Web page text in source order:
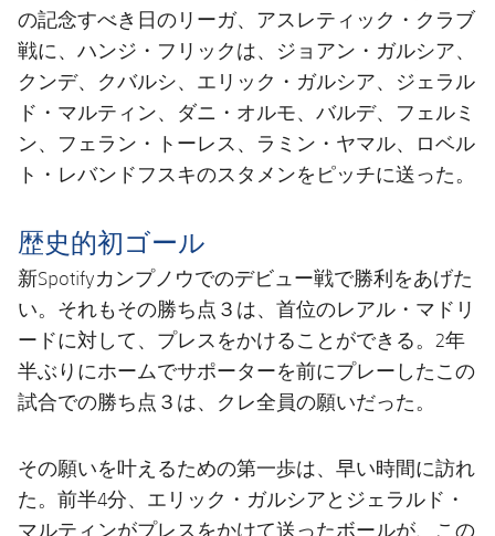
の記念すべき日のリーガ、アスレティック・クラブ
戦に、ハンジ・フリックは、ジョアン・ガルシア、
クンデ、クバルシ、エリック・ガルシア、ジェラル
ド・マルティン、ダニ・オルモ、バルデ、フェルミ
ン、フェラン・トーレス、ラミン・ヤマル、ロベル
ト・レバンドフスキのスタメンをピッチに送った。
歴史的初ゴール
新Spotifyカンプノウでのデビュー戦で勝利をあげた
い。それもその勝ち点３は、首位のレアル・マドリ
ードに対して、プレスをかけることができる。2年
半ぶりにホームでサポーターを前にプレーしたこの
試合での勝ち点３は、クレ全員の願いだった。
その願いを叶えるための第一歩は、早い時間に訪れ
た。前半4分、エリック・ガルシアとジェラルド・
マルティンがプレスをかけて送ったボールが、この